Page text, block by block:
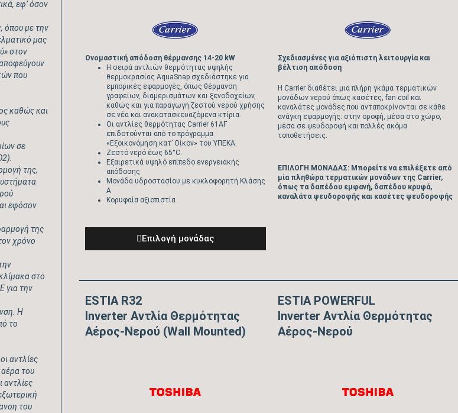
εφ’ όσον
όπου με την
μας
στον
που
καθώς και
σε
2).
της,
εφόσον
της
χρόνο
στο
για την
Η
το
αντλίες
του
αντλίες
του
Ονομαστική απόδοση θέρμανσης 14-20 kW
Η σειρά αντλιών θερμότητας υψηλής
θερμοκρασίας AquaSnap σχεδιάστηκε για
εμπορικές εφαρμογές, όπως θέρμανση
γραφείων, διαμερισμάτων και ξενοδοχείων,
καθώς και για παραγωγή ζεστού νερού χρήσης
σε νέα και ανακατασκευαζόμενα κτίρια.
Οι αντλίες θερμότητας Carrier 61AF
επιδοτούνται από το πρόγραμμα
«Εξοικονόμηση κατ’ Οίκον» του ΥΠΕΚΑ.
Ζεστό νερό έως 65°C.
Εξαιρετικά υψηλό επίπεδο ενεργειακής
απόδοσης
Μονάδα υδροστασίου με κυκλοφορητή Κλάσης
Α
Κορυφαία αξιοπιστία
Eπιλογή μονάδας
Σχεδιασμένες για αξιόπιστη λειτουργία και
βέλτιση απόδοση
Η Carrier διαθέτει μια πλήρη γκάμα τερματικών
μονάδων νερού όπως κασέτες, fan coil και
καναλάτες μονάδες που ανταποκρίνονται σε κάθε
ανάγκη εφαρμογής: στην οροφή, μέσα στο χώρο,
μέσα σε ψευδοροφή και πολλές ακόμα
τοποθετήσεις.
EΠΙΛΟΓΗ ΜΟΝΑΔΑΣ: Μπορείτε να επιλέξετε από
μία πληθώρα τερματικών μονάδων της Carrier,
όπως τα δαπέδου εμφανή, δαπέδου κρυφά,
καναλάτα ψευδοροφής και κασέτες ψευδοροφής
ESTIA R32
Inverter Αντλία Θερμότητας
Αέρος-Νερού (Wall Mounted)
ESTIA POWERFUL
Inverter Aντλία Θερμότητας
Αέρος-Νερού